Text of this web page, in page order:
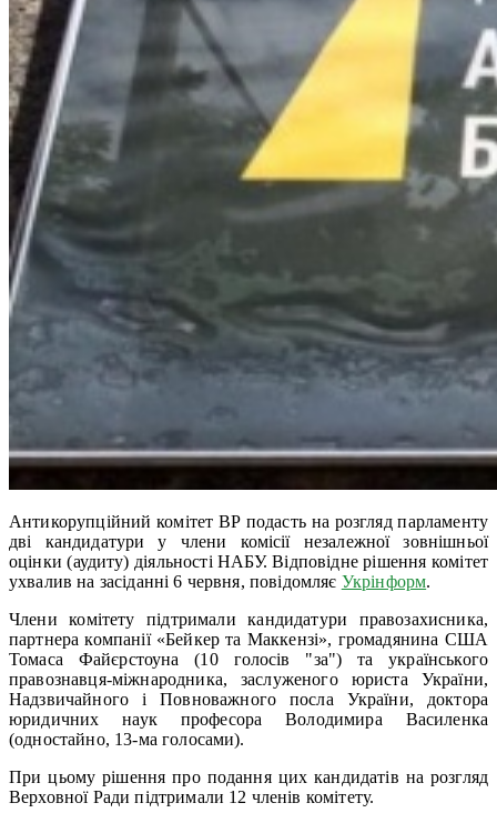
Антикорупційний комітет ВР подасть на розгляд парламенту
дві кандидатури у члени комісії незалежної зовнішньої
оцінки (аудиту) діяльності НАБУ. Відповідне рішення комітет
ухвалив на засіданні 6 червня, повідомляє Укрінформ.
Члени комітету підтримали кандидатури правозахисника,
партнера компанії «Бейкер та Маккензі», громадянина США
Томаса Файєрстоуна (10 голосів "за") та українського
правознавця-міжнародника, заслуженого юриста України,
Надзвичайного і Повноважного посла України, доктора
юридичних наук професора Володимира Василенка
(одностайно, 13-ма голосами).
При цьому рішення про подання цих кандидатів на розгляд
Верховної Ради підтримали 12 членів комітету.